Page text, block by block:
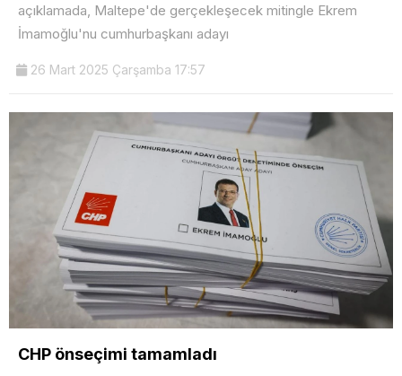
açıklamada, Maltepe'de gerçekleşecek mitingle Ekrem
İmamoğlu'nu cumhurbaşkanı adayı
26 Mart 2025 Çarşamba 17:57
CHP önseçimi tamamladı